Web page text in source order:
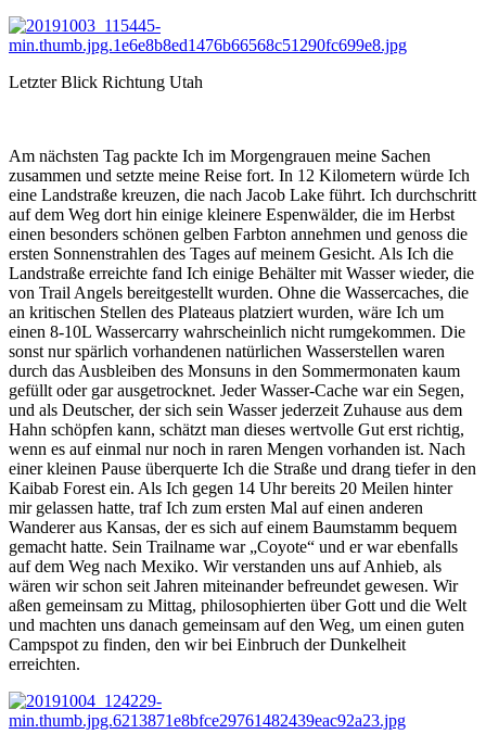
Letzter Blick Richtung Utah
Am nächsten Tag packte Ich im Morgengrauen meine Sachen
zusammen und setzte meine Reise fort. In 12 Kilometern würde Ich
eine Landstraße kreuzen, die nach Jacob Lake führt. Ich durchschritt
auf dem Weg dort hin einige kleinere Espenwälder, die im Herbst
einen besonders schönen gelben Farbton annehmen und genoss die
ersten Sonnenstrahlen des Tages auf meinem Gesicht. Als Ich die
Landstraße erreichte fand Ich einige Behälter mit Wasser wieder, die
von Trail Angels bereitgestellt wurden. Ohne die Wassercaches, die
an kritischen Stellen des Plateaus platziert wurden, wäre Ich um
einen 8-10L Wassercarry wahrscheinlich nicht rumgekommen. Die
sonst nur spärlich vorhandenen natürlichen Wasserstellen waren
durch das Ausbleiben des Monsuns in den Sommermonaten kaum
gefüllt oder gar ausgetrocknet. Jeder Wasser-Cache war ein Segen,
und als Deutscher, der sich sein Wasser jederzeit Zuhause aus dem
Hahn schöpfen kann, schätzt man dieses wertvolle Gut erst richtig,
wenn es auf einmal nur noch in raren Mengen vorhanden ist. Nach
einer kleinen Pause überquerte Ich die Straße und drang tiefer in den
Kaibab Forest ein. Als Ich gegen 14 Uhr bereits 20 Meilen hinter
mir gelassen hatte, traf Ich zum ersten Mal auf einen anderen
Wanderer aus Kansas, der es sich auf einem Baumstamm bequem
gemacht hatte. Sein Trailname war „Coyote“ und er war ebenfalls
auf dem Weg nach Mexiko. Wir verstanden uns auf Anhieb, als
wären wir schon seit Jahren miteinander befreundet gewesen. Wir
aßen gemeinsam zu Mittag, philosophierten über Gott und die Welt
und machten uns danach gemeinsam auf den Weg, um einen guten
Campspot zu finden, den wir bei Einbruch der Dunkelheit
erreichten.